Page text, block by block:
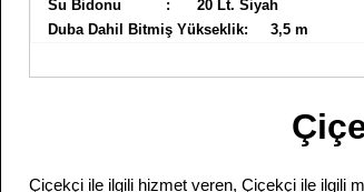
Su Bidonu : 20 Lt. Siyah
Duba Dahil Bitmiş Yükseklik: 3,5 m
Çiçekçi ile ilgili hizmet veren, Çiçekçi ile ilgili